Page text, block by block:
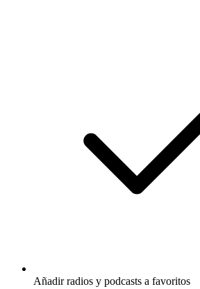
Añadir radios y podcasts a favoritos